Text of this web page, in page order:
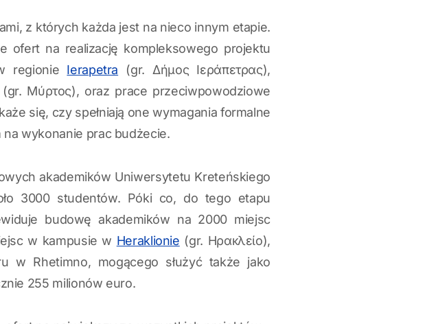
z których każda jest na nieco innym etapie.
ofert na realizację kompleksowego projektu
regionie Ierapetra (gr. Δήμος Ιεράπετρας),
Μύρτος), oraz prace przeciwpowodziowe
się, czy spełniają one wymagania formalne
wykonanie prac budżecie.
akademików Uniwersytetu Kreteńskiego
3000 studentów. Póki co, do tego etapu
budowę akademików na 2000 miejsc
w kampusie w Heraklionie (gr. Ηρακλείο),
w Rhetimno, mogącego służyć także jako
255 milionów euro.